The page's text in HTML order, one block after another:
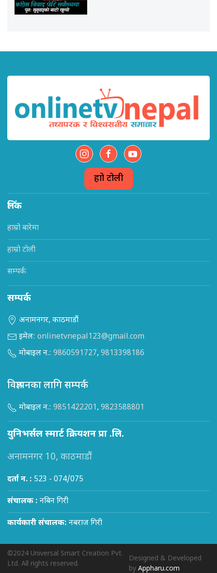
हाम्रो टोली
लिंक
हाम्रो बारेमा
हाम्रो टोली
सम्पर्क
सम्पर्क
अनामनगर, काठमाडौं
इमेल: onlinetvnepal123@gmail.com
मोबाइल न.: 9860591727, 9813398186
विज्ञापनका लागि सम्पर्क
मोबाइल न.: 9851422201, 9823588801
युनिभर्सल स्मार्ट क्रियशन प्रा .लि.
अनामनगर 10, काठमाडौं
दर्ता न. : 523 - 074/075
संचालक : नबिन गिरी
कार्यकारी संचालक: नबराज गिरी
©2024 Universal Smart Creation Pvt.
Ltd. All rights reserved.
Designed & Developed
byAppharu.com